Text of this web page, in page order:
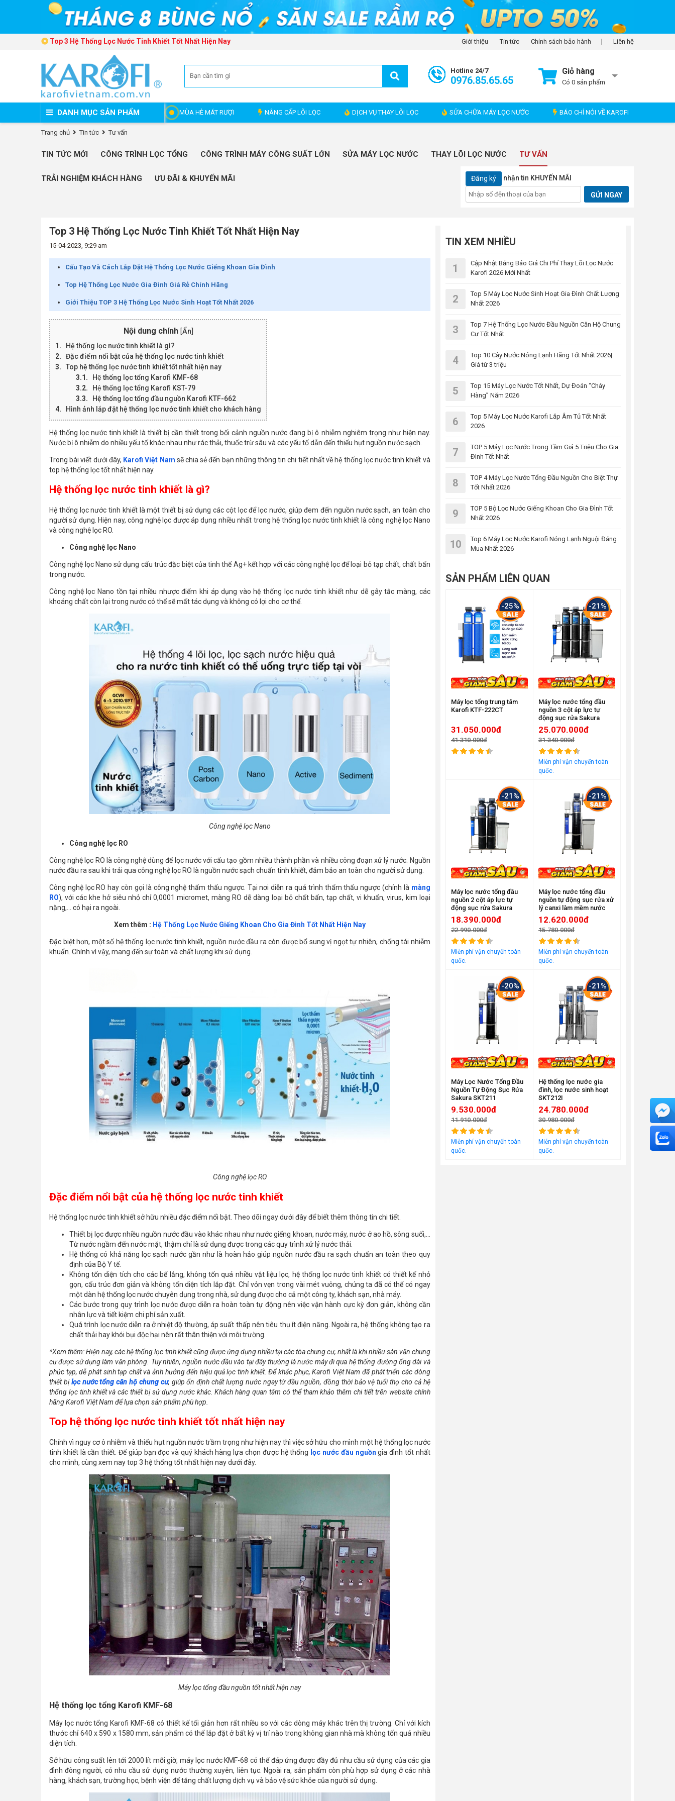
Giới thiệu Tin tức Chính sách bảo hành Liên hệ
Top 3 Hệ Thống Lọc Nước Tinh Khiết Tốt Nhất Hiện Nay
Hotline 24/7
0976.85.65.65
Giỏ hàng
Có 0 sản phẩm
DANH MỤC SẢN PHẨM MÙA HÈ MÁT RƯỢI NÂNG CẤP LÕI LỌC DỊCH VỤ THAY LÕI LỌC SỬA CHỮA MÁY LỌC NƯỚC BÁO CHÍ NÓI VỀ KAROFI
Trang chủ Tin tức Tư vấn
TIN TỨC MỚI CÔNG TRÌNH LỌC TỔNG CÔNG TRÌNH MÁY CÔNG SUẤT LỚN SỬA MÁY LỌC NƯỚC THAY LÕI LỌC NƯỚC TƯ VẤN
TRẢI NGHIỆM KHÁCH HÀNG ƯU ĐÃI & KHUYẾN MÃI Đăng ký nhận tin KHUYẾN MÃI
GỬI NGAY
Top 3 Hệ Thống Lọc Nước Tinh Khiết Tốt Nhất Hiện Nay
15-04-2023, 9:29 am
Cấu Tạo Và Cách Lắp Đặt Hệ Thống Lọc Nước Giếng Khoan Gia Đình
Top Hệ Thống Lọc Nước Gia Đình Giá Rẻ Chính Hãng
Giới Thiệu TOP 3 Hệ Thống Lọc Nước Sinh Hoạt Tốt Nhất 2026
Nội dung chính [Ẩn
Hệ thống lọc nước tinh khiết là gì?
Đặc điểm nổi bật của hệ thống lọc nước tinh khiết
Top hệ thống lọc nước tinh khiết tốt nhất hiện nay
Hệ thống lọc tổng Karofi KMF-68
Hệ thống lọc tổng Karofi KST-79
Hệ thống lọc tổng đầu nguồn Karofi KTF-662
Hình ảnh lắp đặt hệ thống lọc nước tinh khiết cho khách hàng
Hệ thống lọc nước tinh khiết là thiết bị cần thiết trong bối cảnh nguồn nước đang bị ô nhiễm nghiêm trọng như hiện nay.
Nước bị ô nhiễm do nhiều yếu tố khác nhau như rác thải, thuốc trừ sâu và các yếu tố dẫn đến thiếu hụt nguồn nước sạch.
Trong bài viết dưới đây, Karofi Việt Nam sẽ chia sẻ đến bạn những thông tin chi tiết nhất về hệ thống lọc nước tinh khiết và
top hệ thống lọc tốt nhất hiện nay.
Hệ thống lọc nước tinh khiết là gì?
Hệ thống lọc nước tinh khiết là một thiết bị sử dụng các cột lọc để lọc nước, giúp đem đến nguồn nước sạch, an toàn cho
người sử dụng. Hiện nay, công nghệ lọc được áp dụng nhiều nhất trong hệ thống lọc nước tinh khiết là công nghệ lọc Nano
và công nghệ lọc RO.
Công nghệ lọc Nano
Công nghệ lọc Nano sử dụng cấu trúc đặc biệt của tinh thể Ag+ kết hợp với các công nghệ lọc để loại bỏ tạp chất, chất bẩn
trong nước.
Công nghệ lọc Nano tồn tại nhiều nhược điểm khi áp dụng vào hệ thống lọc nước tinh khiết như dễ gây tắc màng, các
khoáng chất còn lại trong nước có thể sẽ mất tác dụng và không có lợi cho cơ thể.
Công nghệ lọc Nano
Công nghệ lọc RO
Công nghệ lọc RO là công nghệ dùng để lọc nước với cấu tạo gồm nhiều thành phần và nhiều công đoạn xử lý nước. Nguồn
nước đầu ra sau khi trải qua công nghệ lọc RO là nguồn nước sạch chuẩn tinh khiết, đảm bảo an toàn cho người sử dụng.
Công nghệ lọc RO hay còn gọi là công nghệ thẩm thấu ngược. Tại nơi diễn ra quá trình thẩm thấu ngược (chính là màng
RO), với các khe hở siêu nhỏ chỉ 0,0001 micromet, màng RO dễ dàng loại bỏ chất bẩn, tạp chất, vi khuẩn, virus, kim loại
nặng,... có hại ra ngoài.
Xem thêm : Hệ Thống Lọc Nước Giếng Khoan Cho Gia Đình Tốt Nhất Hiện Nay
Đặc biệt hơn, một số hệ thống lọc nước tinh khiết, nguồn nước đầu ra còn được bổ sung vị ngọt tự nhiên, chống tái nhiễm
khuẩn. Chính vì vậy, mang đến sự toàn và chất lượng khi sử dụng.
Công nghệ lọc RO
Đặc điểm nổi bật của hệ thống lọc nước tinh khiết
Hệ thống lọc nước tinh khiết sở hữu nhiều đặc điểm nổi bật. Theo dõi ngay dưới đây để biết thêm thông tin chi tiết.
Thiết bị lọc được nhiều nguồn nước đầu vào khác nhau như nước giếng khoan, nước máy, nước ở ao hồ, sông suối,...
Từ nước ngầm đến nước mặt, thậm chí là sử dụng được trong các quy trình xử lý nước thải.
Hệ thống có khả năng lọc sạch nước gần như là hoàn hảo giúp nguồn nước đầu ra sạch chuẩn an toàn theo quy
định của Bộ Y tế.
Không tốn diện tích cho các bể lắng, không tốn quá nhiều vật liệu lọc, hệ thống lọc nước tinh khiết có thiết kế nhỏ
gọn, cấu trúc đơn giản và không tốn diện tích lắp đặt. Chỉ vỏn vẹn trong vài mét vuông, chúng ta đã có thể có ngay
một dàn hệ thống lọc nước chuyên dụng trong nhà, sử dụng được cho cả một công ty, khách sạn, nhà máy.
Các bước trong quy trình lọc nước được diễn ra hoàn toàn tự động nên việc vận hành cực kỳ đơn giản, không cần
nhân lực và tiết kiệm chi phí sản xuất.
Quá trình lọc nước diễn ra ở nhiệt độ thường, áp suất thấp nên tiêu thụ ít điện năng. Ngoài ra, hệ thống không tạo ra
chất thải hay khói bụi độc hại nên rất thân thiện với môi trường.
*Xem thêm: Hiện nay, các hệ thống lọc tinh khiết cũng được ứng dụng nhiều tại các tòa chung cư, nhất là khi nhiều sàn văn chung
cư được sử dụng làm văn phòng. Tuy nhiên, nguồn nước đầu vào tại đây thường là nước máy đi qua hệ thống đường ống dài và
phức tạp, dễ phát sinh tạp chất và ảnh hưởng đến hiệu quả lọc tinh khiết. Để khắc phục, Karofi Việt Nam đã phát triển các dòng
thiết bịlọc nước tổng căn hộ chung cư, giúp ổn định chất lượng nước ngay từ đầu nguồn, đồng thời bảo vệ tuổi thọ cho cả hệ
thống lọc tinh khiết và các thiết bị sử dụng nước khác. Khách hàng quan tâm có thể tham khảo thêm chi tiết trên website chính
hãng Karofi Việt Nam để lựa chọn sản phẩm phù hợp.
Top hệ thống lọc nước tinh khiết tốt nhất hiện nay
Chính vì nguy cơ ô nhiễm và thiếu hụt nguồn nước trầm trọng như hiện nay thì việc sở hữu cho mình một hệ thống lọc nước
tinh khiết là cần thiết. Để giúp bạn đọc và quý khách hàng lựa chọn được hệ thống lọc nước đầu nguồn gia đình tốt nhất
cho mình, cùng xem nay top 3 hệ thống tốt nhất hiện nay dưới đây.
Máy lọc tổng đầu nguồn tốt nhất hiện nay
Hệ thống lọc tổng Karofi KMF-68
Máy lọc nước tổng Karofi KMF-68 có thiết kế tối giản hơn rất nhiều so với các dòng máy khác trên thị trường. Chỉ với kích
thước chỉ 640 x 590 x 1580 mm, sản phẩm có thể lắp đặt ở bất kỳ vị trí nào trong không gian nhà mà không tốn quá nhiều
diện tích.
Sở hữu công suất lên tới 2000 lít mỗi giờ, máy lọc nước KMF-68 có thể đáp ứng được đầy đủ nhu cầu sử dụng của các gia
đình đông người, có nhu cầu sử dụng nước thường xuyên, liên tục. Ngoài ra, sản phẩm còn phù hợp sử dụng ở các nhà
hàng, khách sạn, trường học, bệnh viện để tăng chất lượng dịch vụ và bảo vệ sức khỏe của người sử dụng.
TIN XEM NHIỀU
1
Cập Nhật Bảng Báo Giá Chi Phí Thay Lõi Lọc Nước
Karofi 2026 Mới Nhất
2
Top 5 Máy Lọc Nước Sinh Hoạt Gia Đình Chất Lượng
Nhất 2026
3
Top 7 Hệ Thống Lọc Nước Đầu Nguồn Căn Hộ Chung
Cư Tốt Nhất
4
Top 10 Cây Nước Nóng Lạnh Hãng Tốt Nhất 2026|
Giá từ 3 triệu
5
Top 15 Máy Lọc Nước Tốt Nhất, Dự Đoán “Cháy
Hàng” Năm 2026
6
Top 5 Máy Lọc Nước Karofi Lắp Âm Tủ Tốt Nhất
2026
7
TOP 5 Máy Lọc Nước Trong Tầm Giá 5 Triệu Cho Gia
Đình Tốt Nhất
8
TOP 4 Máy Lọc Nước Tổng Đầu Nguồn Cho Biệt Thự
Tốt Nhất 2026
9
TOP 5 Bộ Lọc Nước Giếng Khoan Cho Gia Đình Tốt
Nhất 2026
10
Top 6 Máy Lọc Nước Karofi Nóng Lạnh Nguội Đáng
Mua Nhất 2026
SẢN PHẨM LIÊN QUAN
-25%
Máy lọc tổng trung tâm
Karofi KTF-222CT
31.050.000đ
41.310.000đ
-21%
Máy lọc nước tổng đầu
nguồn 3 cột áp lực tự
động sục rửa Sakura
SKT213C
25.070.000đ
31.340.000đ
Đã bán2180
Miễn phí vận chuyển toàn
quốc.
-21%
Máy lọc nước tổng đầu
nguồn 2 cột áp lực tự
động sục rửa Sakura
SKT212C
18.390.000đ
22.990.000đ
Đã bán2145
Miễn phí vận chuyển toàn
quốc.
-21%
Máy lọc nước tổng đầu
nguồn tự động sục rửa xử
lý canxi làm mềm nước
Sakura SKT211C
12.620.000đ
15.780.000đ
Đã bán1218
Miễn phí vận chuyển toàn
quốc.
-20%
Máy Lọc Nước Tổng Đầu
Nguồn Tự Động Sục Rửa
Sakura SKT211
9.530.000đ
11.910.000đ
Đã bán1123
Miễn phí vận chuyển toàn
quốc.
-21%
Hệ thống lọc nước gia
đình, lọc nước sinh hoạt
SKT212I
24.780.000đ
30.980.000đ
Đã bán4245
Miễn phí vận chuyển toàn
quốc.